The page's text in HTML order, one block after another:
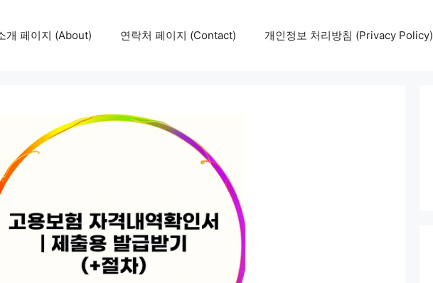
개 페이지 (About) 연락처 페이지 (Contact) 개인정보 처리방침 (Privacy Policy)